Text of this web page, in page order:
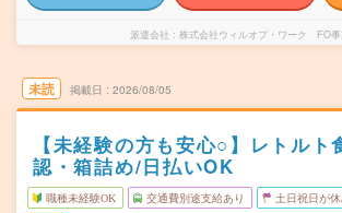
派遣会社 株式会社ウィルオブ・ワーク FO事
未読 掲載日 2026/08/05
【未経験の方も安心○】レトルト
認・箱詰め/日払いOK
職種未経験OK 交通費別途支給あり 土日祝日が